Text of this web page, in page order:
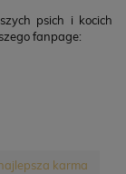
psich i kocich
fanpage:
karma